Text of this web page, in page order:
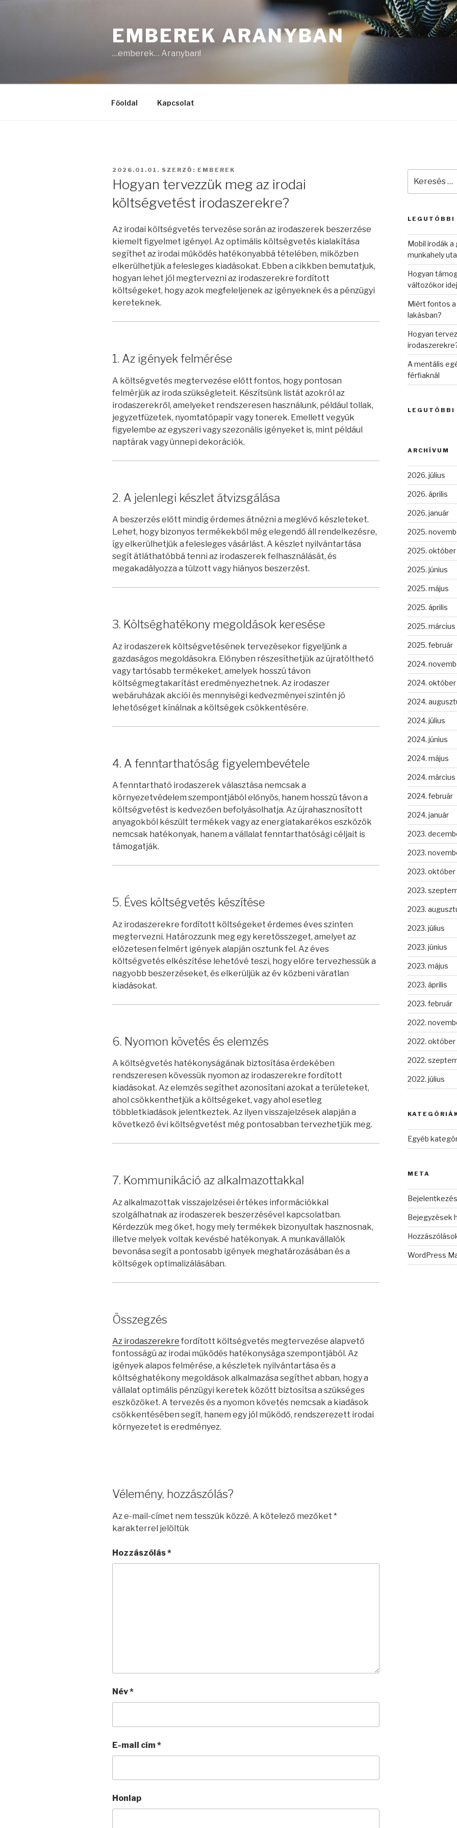
EMBEREK ARANYBAN
…emberek… Aranyban!
Főoldal Kapcsolat
BEKÜLDVE:
2026.01.01. SZERZŐ: EMBEREK
Hogyan tervezzük meg az irodai
költségvetést irodaszerekre?
Az irodai költségvetés tervezése során az irodaszerek beszerzése
kiemelt figyelmet igényel. Az optimális költségvetés kialakítása
segíthet az irodai működés hatékonyabbá tételében, miközben
elkerülhetjük a felesleges kiadásokat. Ebben a cikkben bemutatjuk,
hogyan lehet jól megtervezni az irodaszerekre fordított
költségeket, hogy azok megfeleljenek az igényeknek és a pénzügyi
kereteknek.
1. Az igények felmérése
A költségvetés megtervezése előtt fontos, hogy pontosan
felmérjük az iroda szükségleteit. Készítsünk listát azokról az
irodaszerekről, amelyeket rendszeresen használunk, például tollak,
jegyzetfüzetek, nyomtatópapír vagy tonerek. Emellett vegyük
figyelembe az egyszeri vagy szezonális igényeket is, mint például
naptárak vagy ünnepi dekorációk.
2. A jelenlegi készlet átvizsgálása
A beszerzés előtt mindig érdemes átnézni a meglévő készleteket.
Lehet, hogy bizonyos termékekből még elegendő áll rendelkezésre,
így elkerülhetjük a felesleges vásárlást. A készlet nyilvántartása
segít átláthatóbbá tenni az irodaszerek felhasználását, és
megakadályozza a túlzott vagy hiányos beszerzést.
3. Költséghatékony megoldások keresése
Az irodaszerek költségvetésének tervezésekor figyeljünk a
gazdaságos megoldásokra. Előnyben részesíthetjük az újratölthető
vagy tartósabb termékeket, amelyek hosszú távon
költségmegtakarítást eredményezhetnek. Az irodaszer
webáruházak akciói és mennyiségi kedvezményei szintén jó
lehetőséget kínálnak a költségek csökkentésére.
4. A fenntarthatóság figyelembevétele
A fenntartható irodaszerek választása nemcsak a
környezetvédelem szempontjából előnyös, hanem hosszú távon a
költségvetést is kedvezően befolyásolhatja. Az újrahasznosított
anyagokból készült termékek vagy az energiatakarékos eszközök
nemcsak hatékonyak, hanem a vállalat fenntarthatósági céljait is
támogatják.
5. Éves költségvetés készítése
Az irodaszerekre fordított költségeket érdemes éves szinten
megtervezni. Határozzunk meg egy keretösszeget, amelyet az
előzetesen felmért igények alapján osztunk fel. Az éves
költségvetés elkészítése lehetővé teszi, hogy előre tervezhessük a
nagyobb beszerzéseket, és elkerüljük az év közbeni váratlan
kiadásokat.
6. Nyomon követés és elemzés
A költségvetés hatékonyságának biztosítása érdekében
rendszeresen kövessük nyomon az irodaszerekre fordított
kiadásokat. Az elemzés segíthet azonosítani azokat a területeket,
ahol csökkenthetjük a költségeket, vagy ahol esetleg
többletkiadások jelentkeztek. Az ilyen visszajelzések alapján a
következő évi költségvetést még pontosabban tervezhetjük meg.
7. Kommunikáció az alkalmazottakkal
Az alkalmazottak visszajelzései értékes információkkal
szolgálhatnak az irodaszerek beszerzésével kapcsolatban.
Kérdezzük meg őket, hogy mely termékek bizonyultak hasznosnak,
illetve melyek voltak kevésbé hatékonyak. A munkavállalók
bevonása segít a pontosabb igények meghatározásában és a
költségek optimalizálásában.
Összegzés
Az irodaszerekre fordított költségvetés megtervezése alapvető
fontosságú az irodai működés hatékonysága szempontjából. Az
igények alapos felmérése, a készletek nyilvántartása és a
költséghatékony megoldások alkalmazása segíthet abban, hogy a
vállalat optimális pénzügyi keretek között biztosítsa a szükséges
eszközöket. A tervezés és a nyomon követés nemcsak a kiadások
csökkentésében segít, hanem egy jól működő, rendszerezett irodai
környezetet is eredményez.
Vélemény, hozzászólás?
Az e-mail-címet nem tesszük közzé. A kötelező mezőket *
karakterrel jelöltük
Hozzászólás*
Név*
E-mail cím*
Honlap
következő
LEGUTÓBBI
Mobil irodák a
munkahely
Hogyan
változókor
Miért fontos
lakásban?
Hogyan
A mentális
férfiaknál
LEGUTÓBBI
ARCHÍVUM
2026. július
2026. április
2026. január
2025.
2025. október
2025. június
2025. május
2025. április
2025. március
2025. február
2024.
2024. október
2024.
2024. július
2024. június
2024. május
2024. március
2024. február
2024. január
2023.
2023.
2023. október
2023.
2023.
2023. július
2023. június
2023. május
2023. április
2023. február
2022.
2022. október
2022.
2022. július
Egyéb
META
Bejelentkezés
Bejegyzések
WordPress